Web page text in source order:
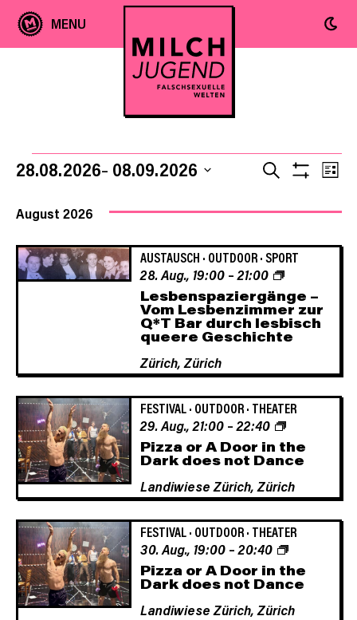
Veranstaltungen
Suche
und
SUCHE
28.08.2026 08.09.2026
wählen.
August 2026
AUSTAUSCH · OUTDOOR·SPORT
Lesbenspaziergänge –
Vom Lesbenzimmer zur
Q*T Bar durch lesbisch
queere Geschichte
28. Aug., 19:00–21:00
Zürich, Zürich
FESTIVAL· OUTDOOR· THEATER
Pizza or A Door in the
Dark does not Dance
29. Aug., 21:00–22:40
Landiwiese Zürich, Zürich
FESTIVAL· OUTDOOR· THEATER
Pizza or A Door in the
Dark does not Dance
30. Aug., 19:00–20:40
Landiwiese Zürich, Zürich